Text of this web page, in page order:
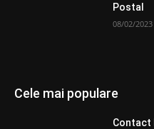
Postal
08/02/2023
Cele mai populare
Contact